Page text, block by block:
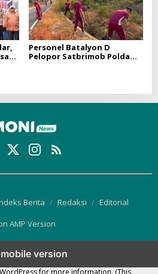
Personel Batalyon D
Pelopor Satbrimob Polda
Berita Redaksi
Editorial
AMP Version
version
was calledincorrectly